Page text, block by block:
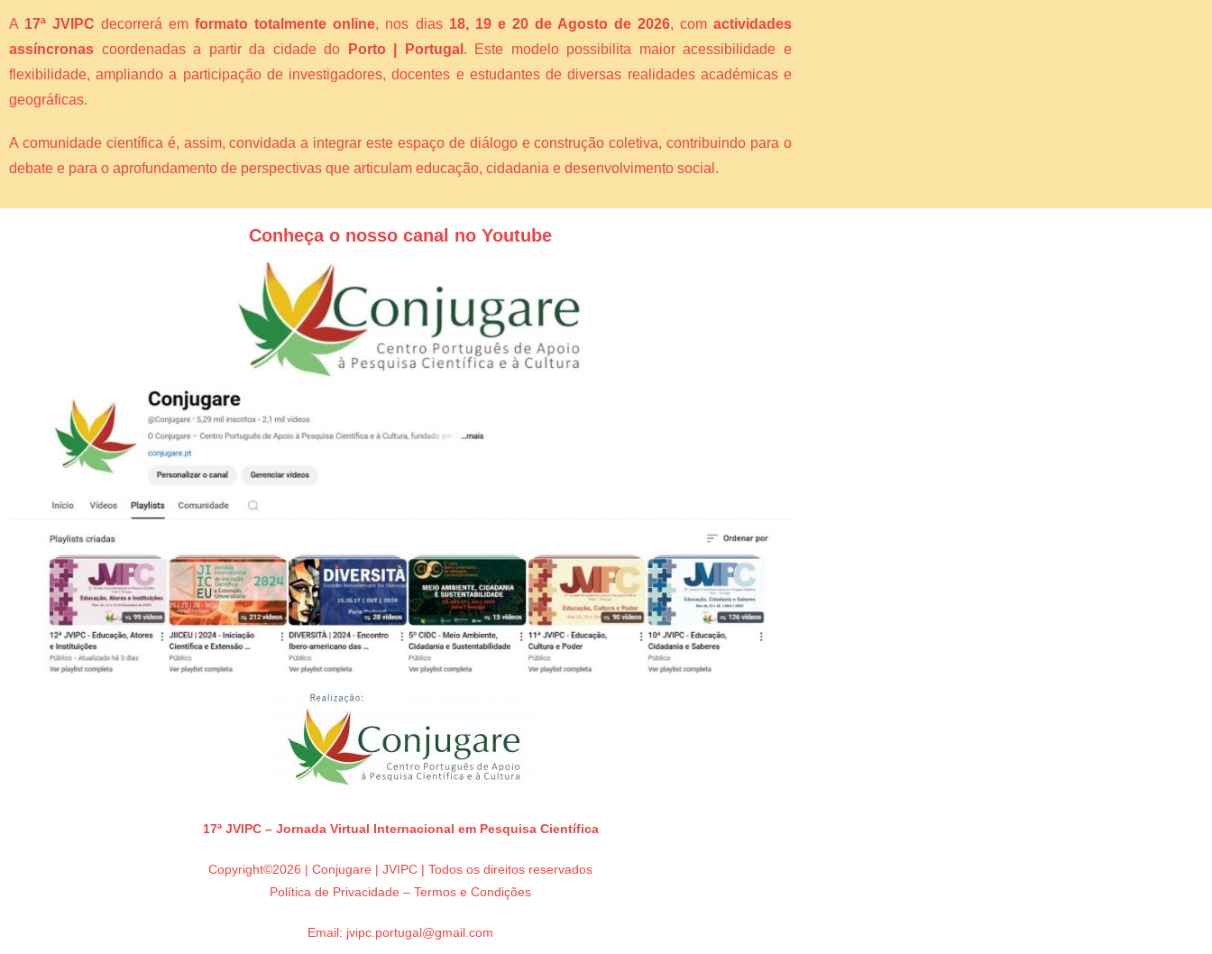
A 17ª JVIPC decorrerá emformato totalmente online, nos dias 18, 19 e 20 de Agosto de 2026, comactividades
assíncronas coordenadas a partir da cidade do Porto | Portugal . Este modelo possibilita maior acessibilidade e
flexibilidade, ampliando a participação de investigadores, docentes e estudantes de diversas realidades académicas e
geográficas.
A comunidade científica é, assim, convidada a integrar este espaço de diálogo e construção coletiva, contribuindo para o
debate e para o aprofundamento de perspectivas que articulam educação, cidadania e desenvolvimento social.
Conheça o nosso canal no Youtube
17ª JVIPC – Jornada Virtual Internacional em Pesquisa Científica
Copyright©2026 | Conjugare | JVIPC | Todos os direitos reservados
Política de Privacidade – Termos e Condições
Email: jvipc.portugal@gmail.com